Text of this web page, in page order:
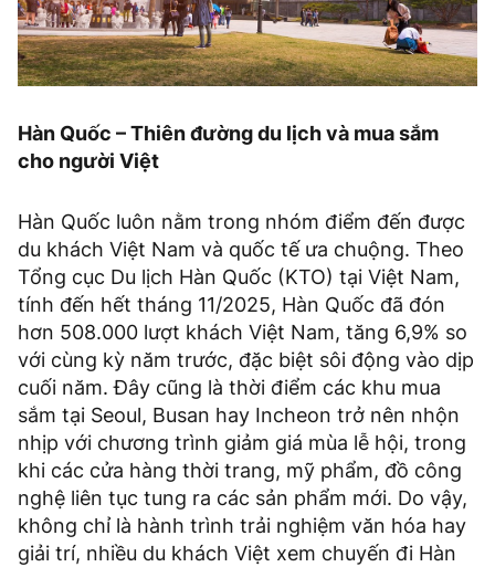
Hàn Quốc – Thiên đường du lịch và mua sắm
cho người Việt
Hàn Quốc luôn nằm trong nhóm điểm đến được
du khách Việt Nam và quốc tế ưa chuộng. Theo
Tổng cục Du lịch Hàn Quốc (KTO) tại Việt Nam,
tính đến hết tháng 11/2025, Hàn Quốc đã đón
hơn 508.000 lượt khách Việt Nam, tăng 6,9% so
với cùng kỳ năm trước, đặc biệt sôi động vào dịp
cuối năm. Đây cũng là thời điểm các khu mua
sắm tại Seoul, Busan hay Incheon trở nên nhộn
nhịp với chương trình giảm giá mùa lễ hội, trong
khi các cửa hàng thời trang, mỹ phẩm, đồ công
nghệ liên tục tung ra các sản phẩm mới. Do vậy,
không chỉ là hành trình trải nghiệm văn hóa hay
giải trí, nhiều du khách Việt xem chuyến đi Hàn